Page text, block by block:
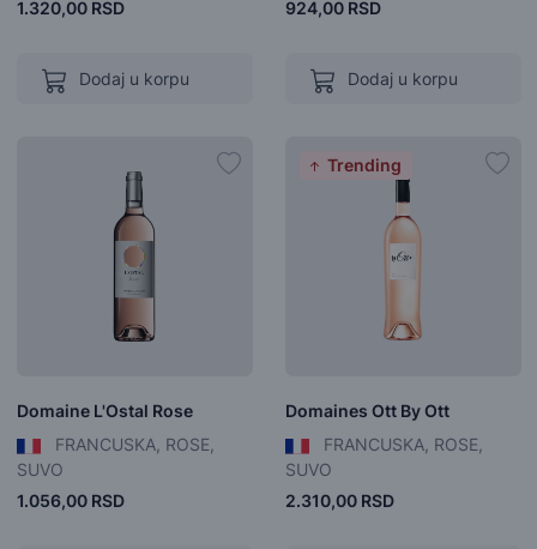
1.320,00 RSD
Dodaj u korpu
924,00 RSD
Dodaj u korpu
Domaine L'Ostal Rose
FRANCUSKA, ROSE,
SUVO
1.056,00 RSD
Trending
Domaines Ott By Ott
FRANCUSKA, ROSE,
SUVO
2.310,00 RSD